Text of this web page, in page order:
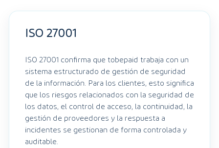
ISO 27001
ISO 27001 confirma que tobepaid trabaja con un
sistema estructurado de gestión de seguridad
de la información. Para los clientes, esto significa
que los riesgos relacionados con la seguridad de
los datos, el control de acceso, la continuidad, la
gestión de proveedores y la respuesta a
incidentes se gestionan de forma controlada y
auditable.